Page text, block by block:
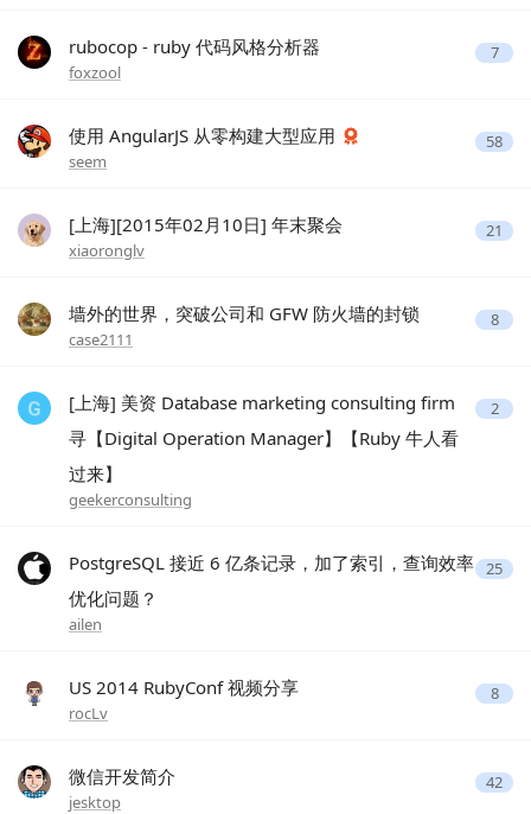
rubocop - ruby 代码风格分析器
foxzool
7
使用 AngularJS 从零构建大型应用
seem
58
[上海][2015年02月10日] 年末聚会
xiaoronglv
21
墙外的世界，突破公司和 GFW 防火墙的封锁
case2111
8
[上海] 美资 Database marketing consulting firm
寻【Digital Operation Manager】【Ruby 牛人看
过来】
geekerconsulting
2
PostgreSQL 接近 6 亿条记录，加了索引，查询效率
优化问题？
ailen
25
US 2014 RubyConf 视频分享
rocLv
8
微信开发简介
jesktop
42